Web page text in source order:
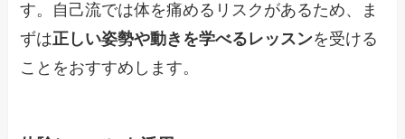
す。自己流では体を痛めるリスクがあるため、ま
ずは正しい姿勢や動きを学べるレッスンを受ける
ことをおすすめします。